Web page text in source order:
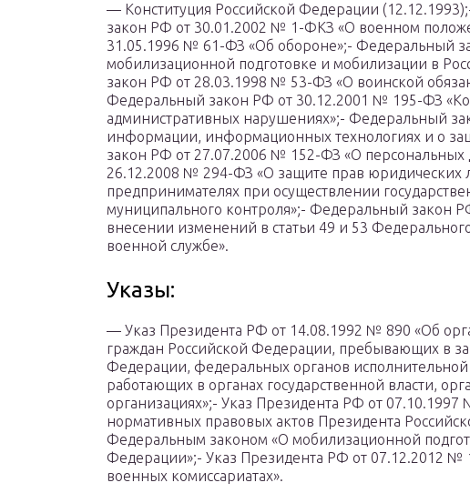
— Конституция Российской Федерации
закон РФ от 30.01.2002 № 1-ФКЗ «О военном
31.05.1996 № 61-ФЗ «Об обороне»;- Федеральный
мобилизационной подготовке и мобилизации в
закон РФ от 28.03.1998 № 53-ФЗ «О воинской
Федеральный закон РФ от 30.12.2001 № 195-ФЗ
административных нарушениях»;- Федеральный
информации, информационных технологиях и о
закон РФ от 27.07.2006 № 152-ФЗ «О
26.12.2008 № 294-ФЗ «О защите прав юридических
предпринимателях при осуществлении
муниципального контроля»;- Федеральный закон
внесении изменений в статьи 49 и 53
военной службе».
Указы:
— Указ Президента РФ от 14.08.1992 № 890 «Об
граждан Российской Федерации, пребывающих в
Федерации, федеральных органов
работающих в органах государственной власти,
организациях»;- Указ Президента РФ от
нормативных правовых актов Президента
Федеральным законом «О мобилизационной
Федерации»;- Указ Президента РФ от 07.12.2012
военных комиссариатах».